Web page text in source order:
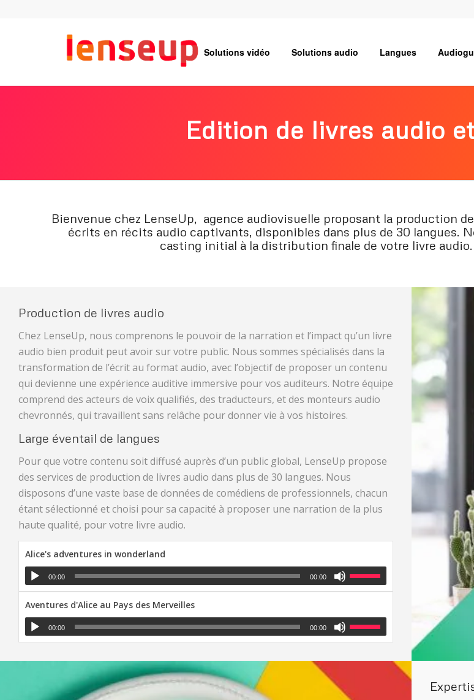
Solutions vidéo Solutions audio Langues
Edition de livres audio
Bienvenue chez LenseUp, agence audiovisuelle proposant la production
écrits en récits audio captivants, disponibles dans plus de 30 langues.
casting initial à la distribution finale de votre livre
Production de livres audio
Chez LenseUp, nous comprenons le pouvoir de la narration et l’impact qu’un livre
audio bien produit peut avoir sur votre public. Nous sommes spécialisés dans la
transformation de l’écrit au format audio, avec l’objectif de proposer un contenu
qui devienne une expérience auditive immersive pour vos auditeurs. Notre équipe
comprend des acteurs de voix qualifiés, des traducteurs, et des monteurs audio
chevronnés, qui travaillent sans relâche pour donner vie à vos histoires.
Large éventail de langues
Pour que votre contenu soit diffusé auprès d’un public global, LenseUp propose
des services de production de livres audio dans plus de 30 langues. Nous
disposons d’une vaste base de données de comédiens de professionnels, chacun
étant sélectionné et choisi pour sa capacité à proposer une narration de la plus
haute qualité, pour votre livre audio.
Alice's adventures in wonderland
00:00 00:00
Aventures d'Alice au Pays des Merveilles
00:00 00:00